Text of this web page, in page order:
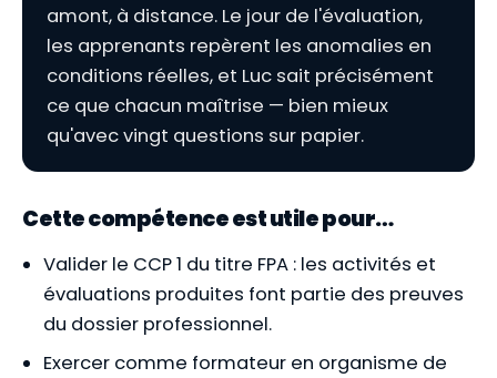
amont, à distance. Le jour de l'évaluation,
les apprenants repèrent les anomalies en
conditions réelles, et Luc sait précisément
ce que chacun maîtrise — bien mieux
qu'avec vingt questions sur papier.
Cette compétence est utile pour…
Valider le CCP 1 du titre FPA : les activités et
évaluations produites font partie des preuves
du dossier professionnel.
Exercer comme formateur en organisme de